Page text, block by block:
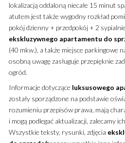
lokalizacją oddaloną niecałe 15 minut
atutem jest także wygodny rozkład
pokój dzienny + przedpokój + 2
ekskluzywnego apartamentu do
(40 mkw.), a także miejsce parkingowe
osobną uwagę zasługuje przepięknie
ogród.
Informacje dotyczące luksusowego
zostały sporządzone na podstawie
rozumieniu przepisów prawa, mają
i mogą podlegać aktualizacji, zalecamy
Wszystkie teksty, rysunki, zdjęcia